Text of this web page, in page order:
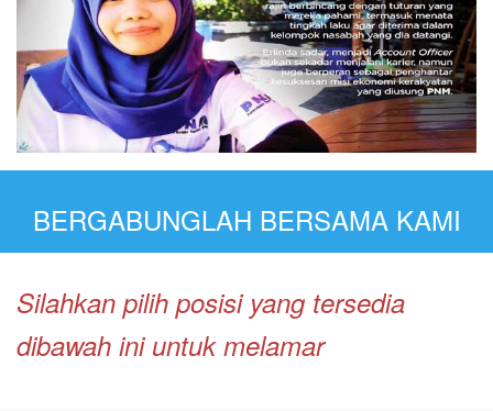
BERGABUNGLAH BERSAMA KAMI
Silahkan pilih posisi yang tersedia
dibawah ini untuk melamar